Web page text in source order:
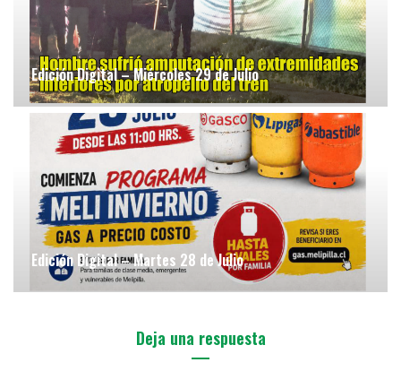
Edición Digital – Miércoles 29 de Julio
Edición Digital – Martes 28 de Julio
Deja una respuesta